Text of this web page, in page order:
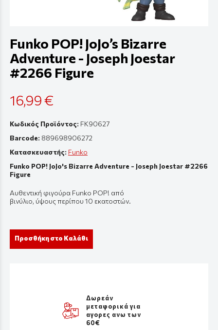
Funko POP! JoJo’s Bizarre
Adventure - Joseph Joestar
#2266 Figure
16,99 €
Κωδικός Προϊόντος: FK90627
Barcode: 889698906272
Κατασκευαστής: Funko
Funko POP! JoJo's Bizarre Adventure - Joseph Joestar #2266
Figure
Αυθεντική φιγούρα Funko POP! από
βινύλιο, ύψουςπερίπου 10 εκατοστών.
Προσθήκη στο Καλάθι
Δωρεάν
μεταφορικά για
αγορες ανω των
60€